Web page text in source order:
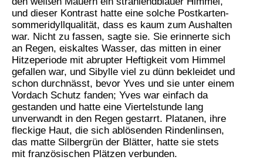
und dieser Kontrast hatte eine solche Postkarten-
sommeridyllqualität, dass es kaum zum Aushalten
war. Nicht zu fassen, sagte sie. Sie erinnerte sich
an Regen, eiskaltes Wasser, das mitten in einer
Hitzeperiode mit abrupter Heftigkeit vom Himmel
gefallen war, und Sibylle viel zu dünn bekleidet und
schon durchnässt, bevor Yves und sie unter einem
Vordach Schutz fanden; Yves war einfach da
gestanden und hatte eine Viertelstunde lang
unverwandt in den Regen gestarrt. Platanen, ihre
fleckige Haut, die sich ablösenden Rindenlinsen,
das matte Silbergrün der Blätter, hatte sie stets
mit französischen Plätzen verbunden.